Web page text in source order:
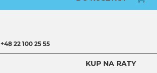
+48 22 100 25 55
KUP NA RATY